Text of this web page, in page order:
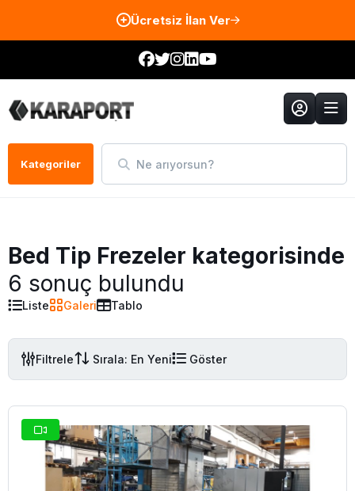
Ücretsiz İlan Ver
Kategoriler Ne arıyorsun?
Bed Tip Frezeler kategorisinde
6 sonuç bulundu
Liste Galeri Tablo
Filtrele Sırala: En Yeni Göster